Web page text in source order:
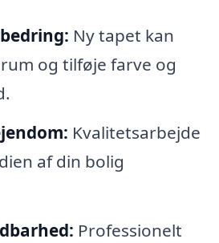
Ny tapet kan
og tilføje farve og
Kvalitetsarbejde
af din bolig
Professionelt